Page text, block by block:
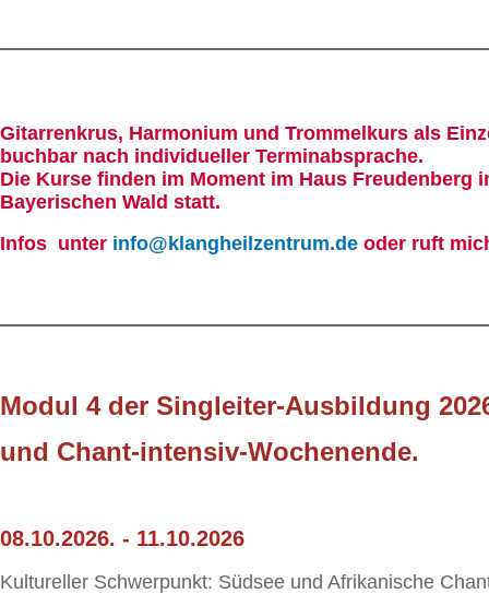
Gitarrenkrus, Harmonium und Trommelkurs als
buchbar nach individueller Terminabsprache.
Die Kurse finden im Moment im Haus Freudenberg
Bayerischen Wald statt.
Infos unter info@klangheilzentrum.de oder ruft
Modul 4 der Singleiter-Ausbildung
und Chant-intensiv-Wochenende.
08.10.2026. - 11.10.2026
Kultureller Schwerpunkt: Südsee und Afrikanische